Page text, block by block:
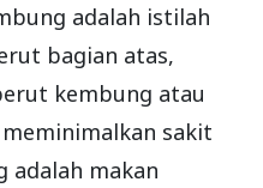
adalah istilah
bagian atas,
kembung atau
sakit
adalah makan